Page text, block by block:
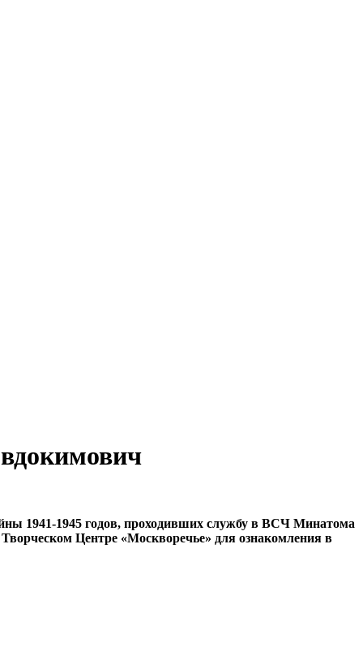
1941-1945 годов, проходивших службу в ВСЧ Минатома
Центре «Москворечье» для ознакомления в